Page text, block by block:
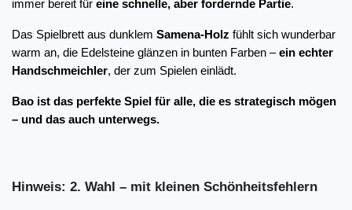
immer bereit für eine schnelle, aber fordernde Partie.
Das Spielbrett aus dunklem Samena-Holz fühlt sich wunderbar
warm an, die Edelsteine glänzen in bunten Farben – ein echter
Handschmeichler, der zum Spielen einlädt.
Bao ist das perfekte Spiel für alle, die es strategisch mögen
– und das auch unterwegs.
Hinweis: 2. Wahl – mit kleinen Schönheitsfehlern